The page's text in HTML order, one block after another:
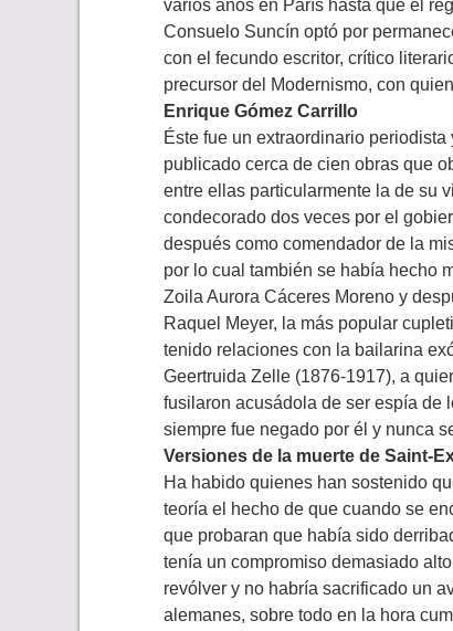
varios años en París hasta que él
Consuelo Suncín optó por
con el fecundo escritor, crítico
precursor del Modernismo, con
Enrique Gómez Carrillo
Éste fue un extraordinario
publicado cerca de cien obras que
entre ellas particularmente la de su
condecorado dos veces por el
después como comendador de la
por lo cual también se había hecho
Zoila Aurora Cáceres Moreno y
Raquel Meyer, la más popular
tenido relaciones con la bailarina
Geertruida Zelle (1876-1917), a
fusilaron acusádola de ser espía de
siempre fue negado por él y nunca
Versiones de la muerte de Saint-
Ha habido quienes han sostenido
teoría el hecho de que cuando se
que probaran que había sido
tenía un compromiso demasiado
revólver y no habría sacrificado un
alemanes, sobre todo en la hora